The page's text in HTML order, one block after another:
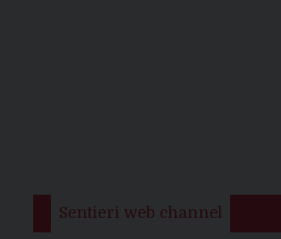
Sentieri web channel